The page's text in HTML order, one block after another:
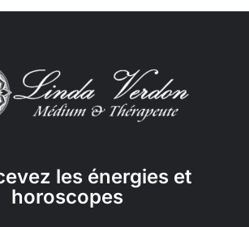
les énergies et
horoscopes